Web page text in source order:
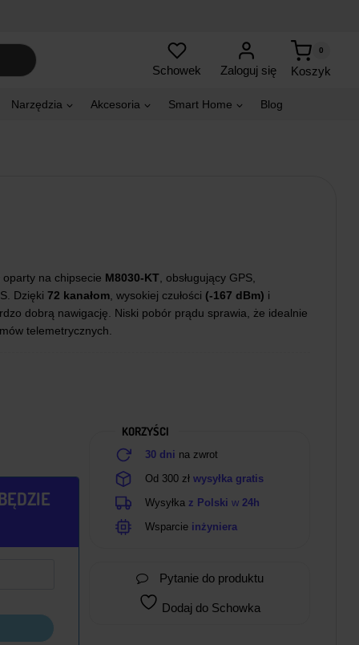
Schowek Zaloguj się Koszyk
0
Narzędzia Akcesoria Smart Home Blog
na chipsecie M8030-KT, obsługujący GPS,
Dzięki 72 kanałom, wysokiej czułości (-167 dBm) i
dobrą nawigację. Niski pobór prądu sprawia, że idealnie
telemetrycznych.
KORZYŚCI
30 dni na zwrot
Od 300 złwysyłka gratis
Wysyłka z Polskiw24h
Wsparcie inżyniera
Pytanie do produktu
Dodaj do Schowka